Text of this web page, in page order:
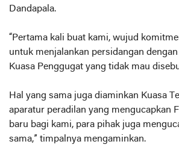
Dandapala.
“Pertama kali buat kami, wujud
untuk menjalankan persidangan
Kuasa Penggugat yang tidak mau
Hal yang sama juga diaminkan Kuasa
aparatur peradilan yang mengucapkan
baru bagi kami, para pihak juga
sama,” timpalnya mengaminkan.